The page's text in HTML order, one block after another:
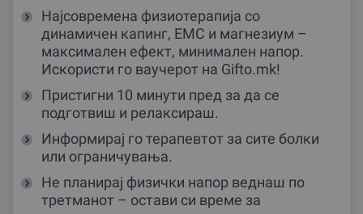
Најсовремена физиотерапија со
динамичен капинг, ЕМС и магнезиум –
максимален ефект, минимален напор.
Искористи го ваучерот на Gifto.mk!
Пристигни 10 минути пред за да се
подготвиш и релаксираш.
Информирај го терапевтот за сите болки
или ограничувања.
Не планирај физички напор веднаш по
третманот – остави си време за